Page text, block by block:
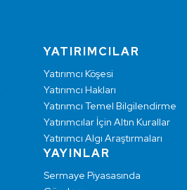
YATIRIMCILAR
Yatırımcı Köşesi
Yatırımcı Hakları
Yatırımcı Temel Bilgilendirme
Yatırımcılar İçin Altın Kurallar
Yatırımcı Algı Araştırmaları
YAYINLAR
Sermaye Piyasasında